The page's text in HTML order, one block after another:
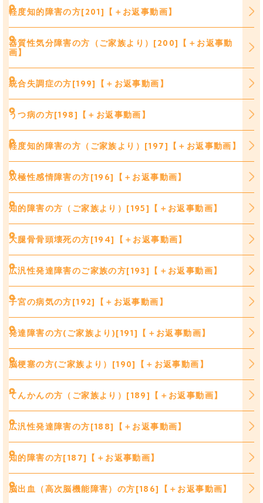
軽度知的障害の方[201]【＋お返事動画】
器質性気分障害の方（ご家族より）[200]【＋お返事動
画】
統合失調症の方[199]【＋お返事動画】
うつ病の方[198]【＋お返事動画】
軽度知的障害の方（ご家族より）[197]【＋お返事動画】
双極性感情障害の方[196]【＋お返事動画】
知的障害の方（ご家族より）[195]【＋お返事動画】
大腿骨骨頭壊死の方[194]【＋お返事動画】
広汎性発達障害のご家族の方[193]【＋お返事動画】
子宮の病気の方[192]【＋お返事動画】
発達障害の方(ご家族より)[191]【＋お返事動画】
脳梗塞の方(ご家族より）[190]【＋お返事動画】
てんかんの方（ご家族より）[189]【＋お返事動画】
広汎性発達障害の方[188]【＋お返事動画】
知的障害の方[187]【＋お返事動画】
脳出血（高次脳機能障害）の方[186]【＋お返事動画】